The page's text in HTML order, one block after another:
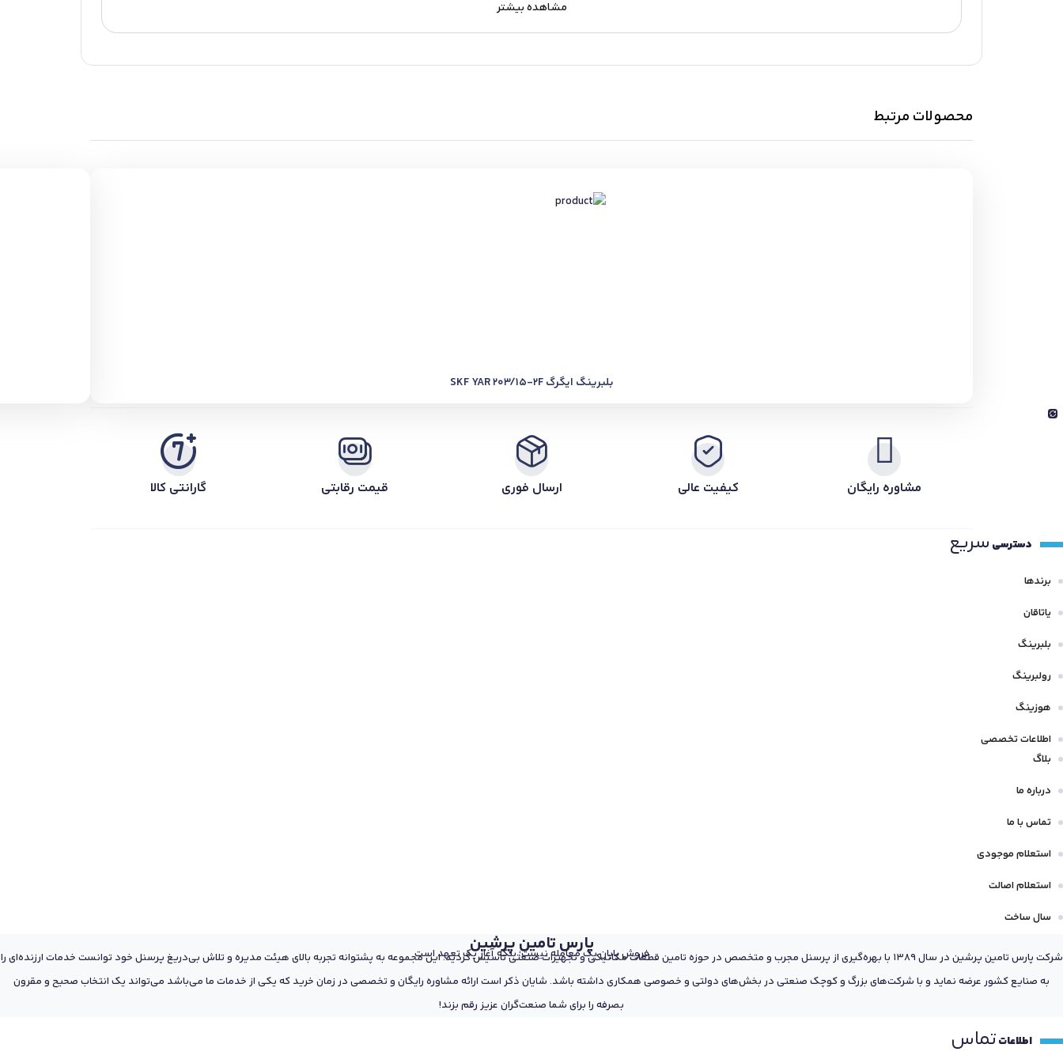
مشاهده بیشتر
محصولات مرتبط
بلبرینگ ایگرگ SKF YAR 203/15-2F
مشاوره رایگان کیفیت عالی ارسال فوری قیمت رقابتی گارانتی کالا
دسترسی سریع
برندها
یاتاقان
بلبرینگ
رولبرینگ
هوزینگ
اطلاعات تخصصی
بلاگ
درباره ما
تماس با ما
استعلام موجودی
استعلام اصالت
سال ساخت
پارس تامین پرشین
فروش پایان یک معامله نیست؛ بلکه آغاز یک تعهد است
شرکت پارس تامین پرشین در سال 1389 با بهره‌گیری از پرسنل مجرب و متخصص در حوزه تامین قطعات مکانیکی و تجهیزات صنعتی تاسیس گردید. این مجموعه به پشتوانه تجربه بالای هیئت مدیره و تلاش بی‌دریغ پرسنل خود توانست خدمات ارزنده‌ای را
به صنایع کشور عرضه نماید و با شرکت‌های بزرگ و کوچک صنعتی در بخش‌های دولتی و خصوصی همکاری داشته باشد. شایان ذکر است ارائه مشاوره رایگان و تخصصی در زمان خرید که یکی از خدمات ما می‌باشد می‌تواند یک انتخاب صحیح و مقرون
بصرفه را برای شما صنعت‌گران عزیز رقم بزند!
اطلاعاتتماس